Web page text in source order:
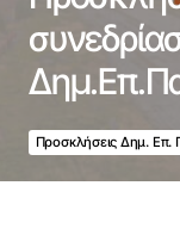
Προσκλήσεις Δημ. Επ.